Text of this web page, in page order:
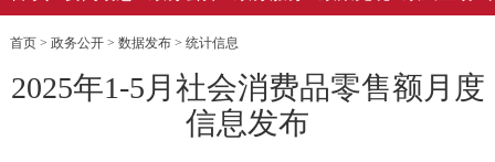
首页 > 政务公开 > 数据发布 > 统计信息
2025年1-5月社会消费品零售额月度
信息发布